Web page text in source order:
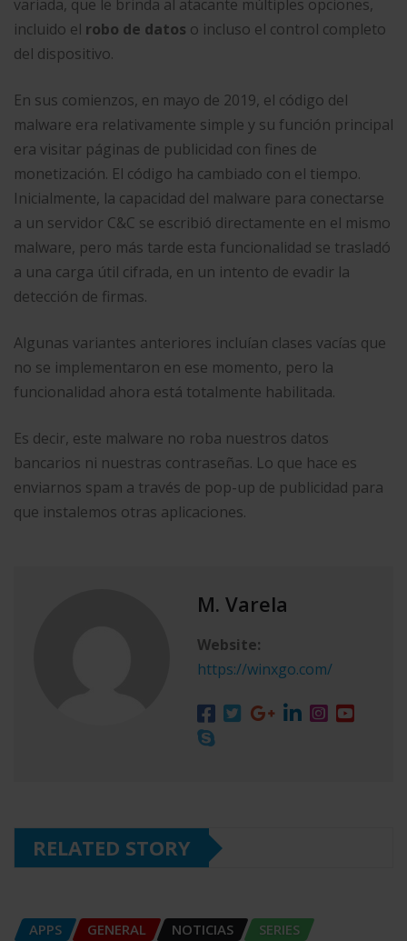
variada, que le brinda al atacante múltiples opciones,
incluido el robo de datos o incluso el control completo
del dispositivo.
En sus comienzos, en mayo de 2019, el código del
malware era relativamente simple y su función principal
era visitar páginas de publicidad con fines de
monetización. El código ha cambiado con el tiempo.
Inicialmente, la capacidad del malware para conectarse
a un servidor C&C se escribió directamente en el mismo
malware, pero más tarde esta funcionalidad se trasladó
a una carga útil cifrada, en un intento de evadir la
detección de firmas.
Algunas variantes anteriores incluían clases vacías que
no se implementaron en ese momento, pero la
funcionalidad ahora está totalmente habilitada.
Es decir, este malware no roba nuestros datos
bancarios ni nuestras contraseñas. Lo que hace es
enviarnos spam a través de pop-up de publicidad para
que instalemos otras aplicaciones.
M. Varela
Website:
https://winxgo.com/
RELATED STORY
APPS GENERAL NOTICIAS
SERIES